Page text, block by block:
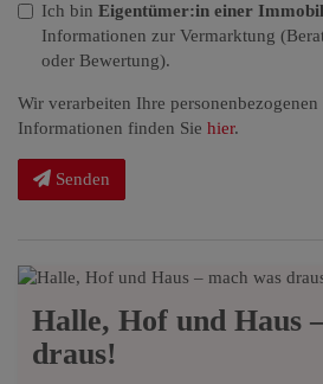
Ich bin Eigentümer:in einer
Informationen zur Vermarktung
oder Bewertung).
Wir verarbeiten Ihre personenbezogenen
Informationen finden Sie hier.
Senden
Halle, Hof und Haus
draus!